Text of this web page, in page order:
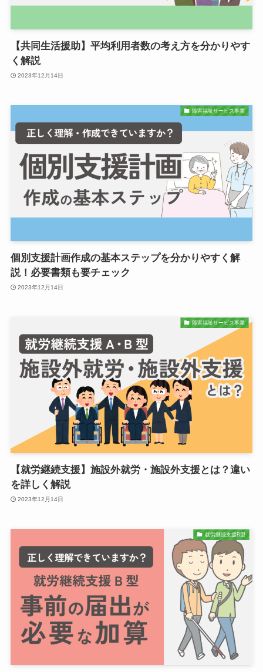
【共同生活援助】平均利用者数の考え方を分かりやす
く解説
2023年12月14日
障害福祉サービス事業
個別支援計画作成の基本ステップを分かりやすく解
説！必要書類も要チェック
2023年12月14日
障害福祉サービス事業
【就労継続支援】施設外就労・施設外支援とは？違い
を詳しく解説
2023年12月14日
就労継続支援B型